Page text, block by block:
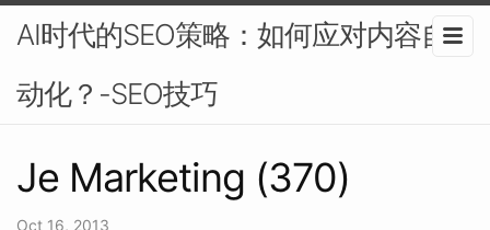
AI时代的SEO策略：如何应对内容自
动化？-SEO技巧
Je Marketing (370)
Oct 16, 2013